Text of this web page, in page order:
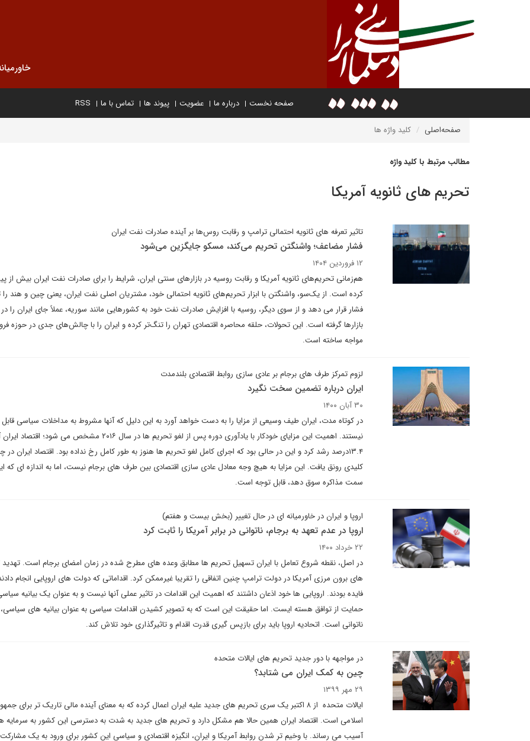
صفحه نخست درباره ما عضویت پیوند ها تماس با ما RSS
صفحه‌اصلی کلید واژه ها
مطالب مرتبط با کلید واژه
تحریم های ثانویه آمریکا
تاثیر تعرفه های‌ ثانویه احتمالی ترامپ و رقابت روس‌ها بر آینده صادرات نفت ایران
فشار مضاعف؛ واشنگتن تحریم می‌کند، مسکو جایگزین می‌شود
۱۲ فروردین ۱۴۰۴
هم‌زمانی تحریم‌های ثانویه آمریکا و رقابت روسیه در بازارهای سنتی ایران، شرایط را برای صادرات نفت ایران بیش از
کرده است. از یک‌سو، واشنگتن با ابزار تحریم‌های ثانویه احتمالی خود، مشتریان اصلی نفت ایران، یعنی چین و هند
فشار قرار می دهد و از سوی دیگر، روسیه با افزایش صادرات نفت خود به کشورهایی مانند سوریه، عملاً جای ایران را
بازارها گرفته است. این تحولات، حلقه محاصره اقتصادی تهران را تنگ‌تر کرده و ایران را با چالش‌های جدی در حوزه
مواجه ساخته است.
لزوم تمرکز طرف های برجام بر عادی سازی روابط اقتصادی بلندمدت
ایران درباره تضمین سخت نگیرد
۳۰ آبان ۱۴۰۰
نیستند. اهمیت این مزایای خودکار با یادآوری دوره پس از لغو تحریم ها در سال ۲۰۱۶ مشخص می
۱۳.۴درصد رشد کرد و این در حالی بود که اجرای کامل لغو تحریم ها هنوز به طور کامل رخ نداده بود. اقتصاد ایران در
کلیدی رونق یافت. این مزایا به هیچ وجه معادل عادی سازی اقتصادی بین طرف های برجام نیست، اما به اندازه ‌ای که
سمت مذاکره سوق دهد، قابل توجه است.
اروپا و ایران در خاورمیانه ای در حال تغییر (بخش بیست و هفتم)
اروپا در عدم تعهد به برجام، ناتوانی در برابر آمریکا را ثابت کرد
۲۲ خرداد ۱۴۰۰
در اصل، نقطه شروع تعامل با ایران تسهیل تحریم ها مطابق وعده های مطرح شده در زمان امضای برجام است.
های برون مرزی آمریکا در دولت ترامپ چنین اتفاقی را تقریبا غیرممکن کرد. اقداماتی که دولت های اروپایی انجام
فایده بودند. اروپایی ها خود اذعان داشتند که اهمیت این اقدامات در تاثیر عملی آنها نیست و به عنوان یک بیانیه
حمایت از توافق هسته ایست. اما حقیقت این است که به تصویر کشیدن اقدامات سیاسی به عنوان بیانیه های
ناتوانی است. اتحادیه اروپا باید برای بازپس گیری قدرت اقدام و تاثیرگذاری خود تلاش کند.
در مواجهه با دور جدید تحریم های ایالات متحده
چین به کمک ایران می شتابد؟
۲۹ مهر ۱۳۹۹
ایالات متحده از ۸ اکتبر یک سری تحریم های جدید علیه ایران اعمال کرده که به معنای آینده مالی تاریک تر برای
اسلامی است. اقتصاد ایران همین حالا هم مشکل دارد و تحریم های جدید به شدت به دسترسی این کشور به سرمایه
آسیب می رساند. با وخیم تر شدن روابط آمریکا و ایران، انگیزه اقتصادی و سیاسی این کشور برای ورود به یک مشارکت